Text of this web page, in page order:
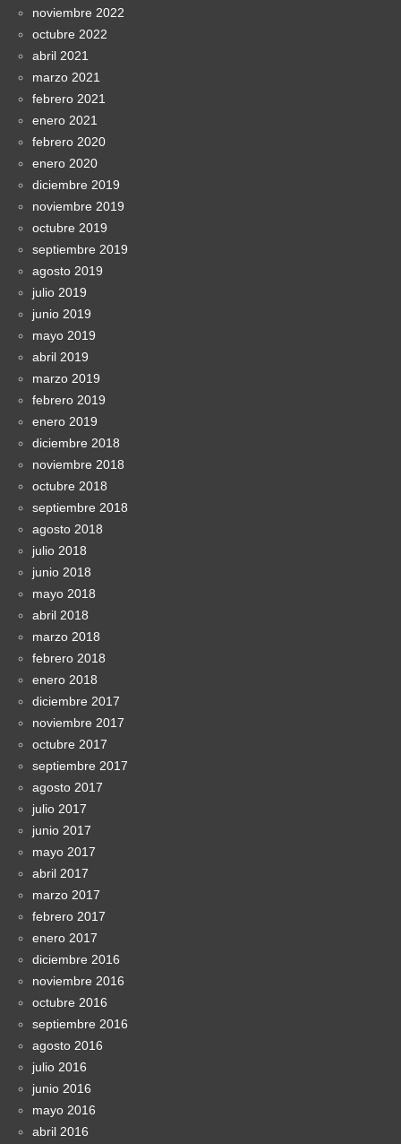
noviembre 2022
octubre 2022
abril 2021
marzo 2021
febrero 2021
enero 2021
febrero 2020
enero 2020
diciembre 2019
noviembre 2019
octubre 2019
septiembre 2019
agosto 2019
julio 2019
junio 2019
mayo 2019
abril 2019
marzo 2019
febrero 2019
enero 2019
diciembre 2018
noviembre 2018
octubre 2018
septiembre 2018
agosto 2018
julio 2018
junio 2018
mayo 2018
abril 2018
marzo 2018
febrero 2018
enero 2018
diciembre 2017
noviembre 2017
octubre 2017
septiembre 2017
agosto 2017
julio 2017
junio 2017
mayo 2017
abril 2017
marzo 2017
febrero 2017
enero 2017
diciembre 2016
noviembre 2016
octubre 2016
septiembre 2016
agosto 2016
julio 2016
junio 2016
mayo 2016
abril 2016